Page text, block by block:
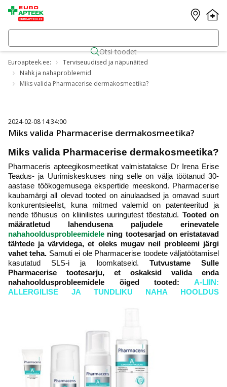
Otsi toodet
Euroapteek.ee:
Terviseuudised ja näpunäited
Nahk ja nahaprobleemid
Miks valida Pharmacerise dermakosmeetika?
2024-02-08 14:34:00
Miks valida Pharmacerise dermakosmeetika?
Miks valida Pharmacerise dermakosmeetika?
Pharmaceris apteegikosmeetikat valmistatakse Dr Irena Erise
Teadus- ja Uurimiskeskuses ning selle on välja töötanud 30-
aastase töökogemusega ekspertide meeskond. Pharmacerise
kaubamärgi all olevad tooted on ainulaadsed ja omavad suurt
konkurentsieelist, kuna mitmed valemid on patenteeritud ja
nende tõhusus on kliinilistes uuringutest tõestatud. Tooted on
määratletud lahendusena paljudele erinevatele
nahahooldusprobleemidele ning tootesarjad on eristatavad
tähtede ja värvidega, et oleks mugav neil probleemi järgi
vahet teha. Samuti ei ole Pharmacerise toodete väljatöötamisel
kasutatud SLS-i ja loomkatseid. Tutvustame Sulle
Pharmacerise tootesarju, et oskaksid valida enda
nahahooldusprobleemidele õiged tooted:
A-LIIN:
ALLERGILISE JA TUNDLIKU NAHA HOOLDUS